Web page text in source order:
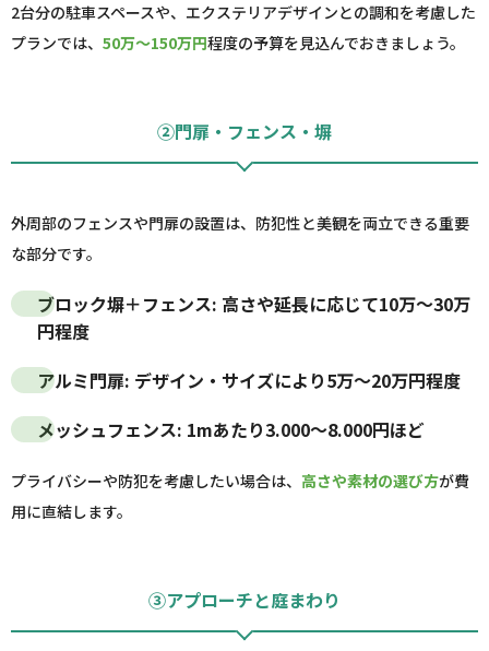
2台分の駐車スペースや、エクステリアデザインとの調和を考慮した
プランでは、 50万～150万円程度の予算を見込んでおきましょう。
②門扉・フェンス・塀
外周部のフェンスや門扉の設置は、防犯性と美観を両立できる重要
な部分です。
ブロック塀＋フェンス: 高さや延長に応じて10万～30万
円程度
アルミ門扉: デザイン・サイズにより5万～20万円程度
メッシュフェンス: 1mあたり3.000～8.000円ほど
プライバシーや防犯を考慮したい場合は、 高さや素材の選び方が費
用に直結します。
③アプローチと庭まわり